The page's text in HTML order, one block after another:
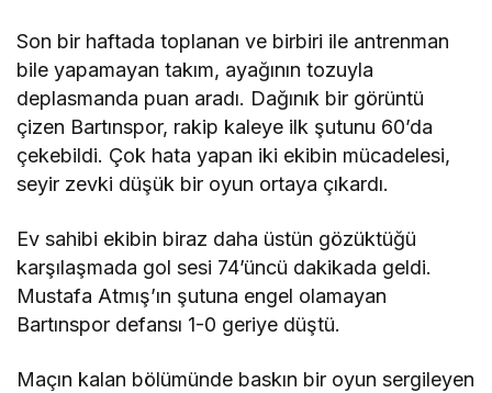
Son bir haftada toplanan ve birbiri ile antrenman
bile yapamayan takım, ayağının tozuyla
deplasmanda puan aradı. Dağınık bir görüntü
çizen Bartınspor, rakip kaleye ilk şutunu 60’da
çekebildi. Çok hata yapan iki ekibin mücadelesi,
seyir zevki düşük bir oyun ortaya çıkardı.
Ev sahibi ekibin biraz daha üstün gözüktüğü
karşılaşmada gol sesi 74’üncü dakikada geldi.
Mustafa Atmış’ın şutuna engel olamayan
Bartınspor defansı 1-0 geriye düştü.
Maçın kalan bölümünde baskın bir oyun sergileyen